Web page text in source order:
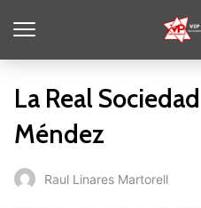
La Real
Méndez
Raul Linares Martorell